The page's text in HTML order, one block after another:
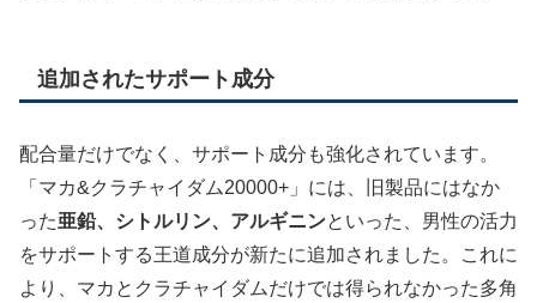
追加されたサポート成分
配合量だけでなく、サポート成分も強化されています。
「マカ&クラチャイダム20000+」には、旧製品にはなか
った亜鉛、シトルリン、アルギニンといった、男性の活力
をサポートする王道成分が新たに追加されました。これに
より、マカとクラチャイダムだけでは得られなかった多角